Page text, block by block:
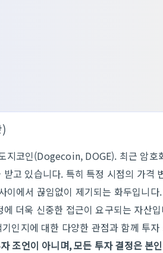
지코인(Dogecoin, DOGE). 최근 암호
고 있습니다. 특히 특정 시점의 가격
에서 끊임없이 제기되는 화두입니다
더욱 신중한 접근이 요구되는 자산입
인지에 대한 다양한 관점과 함께 투자
조언이 아니며, 모든 투자 결정은 본